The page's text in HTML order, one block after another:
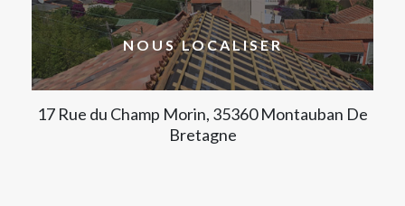
NOUS LOCALISER
17 Rue du Champ Morin, 35360 Montauban De
Bretagne